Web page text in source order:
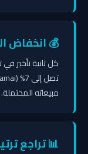
💰 انخفاض
كل ثانية تأخير
مبيعاته المحتملة.
📊 تراجع